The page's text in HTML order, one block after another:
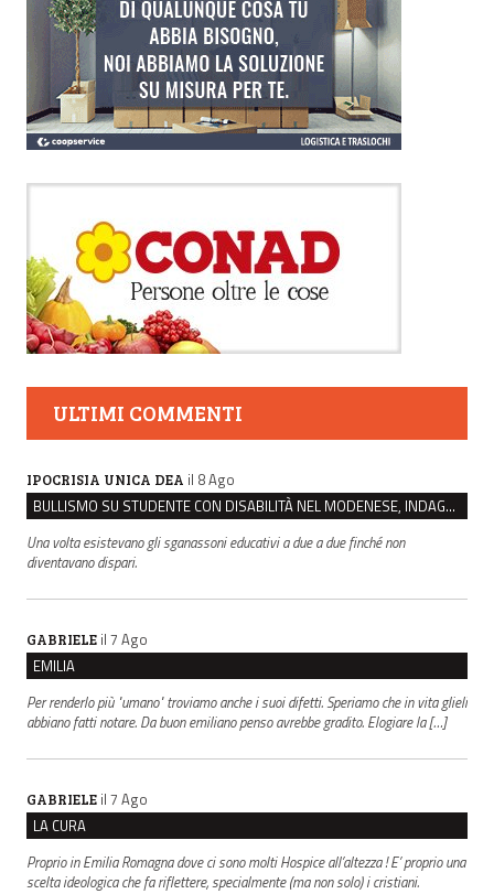
ULTIMI COMMENTI
IPOCRISIA UNICA DEA il 8 Ago
BULLISMO SU STUDENTE CON DISABILITÀ NEL MODENESE, INDAGATI DUE RAGAZZI DI 16 ANNI
Una volta esistevano gli sganassoni educativi a due a due finché non
diventavano dispari.
GABRIELE il 7 Ago
EMILIA
Per renderlo più "umano" troviamo anche i suoi difetti. Speriamo che in vita glieli
abbiano fatti notare. Da buon emiliano penso avrebbe gradito. Elogiare la […]
GABRIELE il 7 Ago
LA CURA
Proprio in Emilia Romagna dove ci sono molti Hospice all’altezza ! E’ proprio una
scelta ideologica che fa riflettere, specialmente (ma non solo) i cristiani.